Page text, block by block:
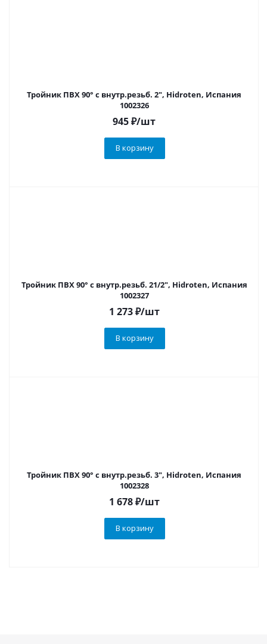
Тройник ПВХ 90° с внутр.резьб. 2", Hidroten, Испания
1002326
945₽/шт
В корзину
Тройник ПВХ 90° с внутр.резьб. 21/2", Hidroten, Испания
1002327
1 273₽/шт
В корзину
Тройник ПВХ 90° с внутр.резьб. 3", Hidroten, Испания
1002328
1 678₽/шт
В корзину